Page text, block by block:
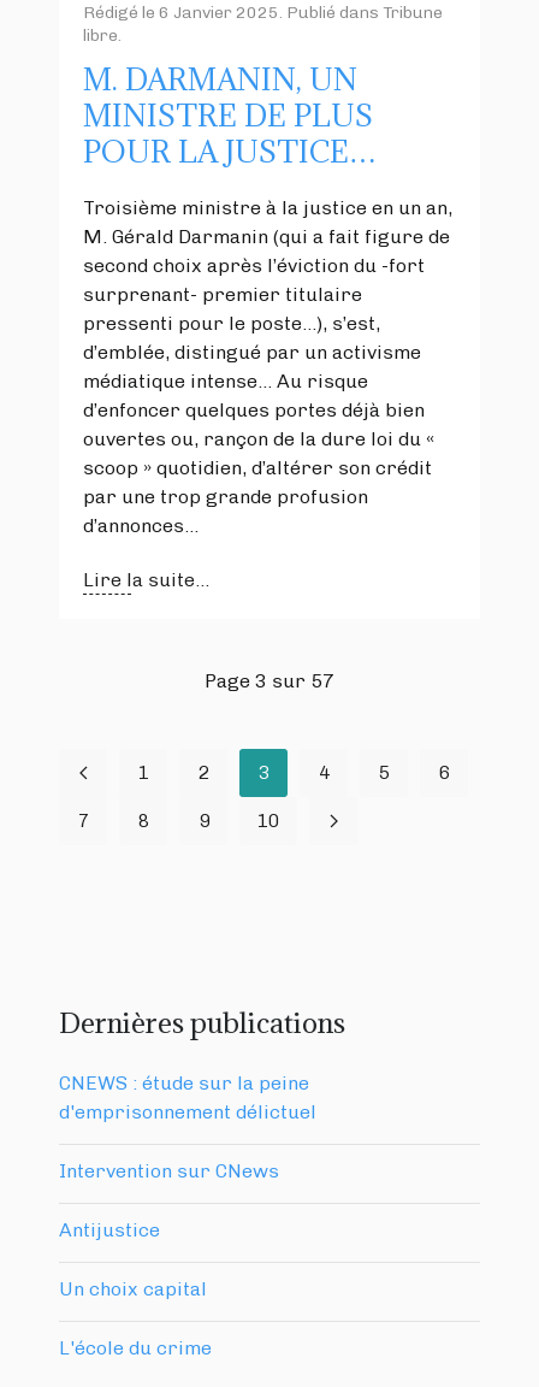
Rédigé le 6 Janvier 2025. Publié dans Tribune
libre.
M. DARMANIN, UN
MINISTRE DE PLUS
POUR LA JUSTICE…
Troisième ministre à la justice en un an,
M. Gérald Darmanin (qui a fait figure de
second choix après l’éviction du -fort
surprenant- premier titulaire
pressenti pour le poste…), s’est,
d’emblée, distingué par un activisme
médiatique intense… Au risque
d’enfoncer quelques portes déjà bien
ouvertes ou, rançon de la dure loi du «
scoop » quotidien, d’altérer son crédit
par une trop grande profusion
d’annonces…
Lire la suite...
Page 3 sur 57
1 2 3 4 5 6
7 8 9 10
Dernières publications
CNEWS : étude sur la peine
d'emprisonnement délictuel
Intervention sur CNews
Antijustice
Un choix capital
L'école du crime